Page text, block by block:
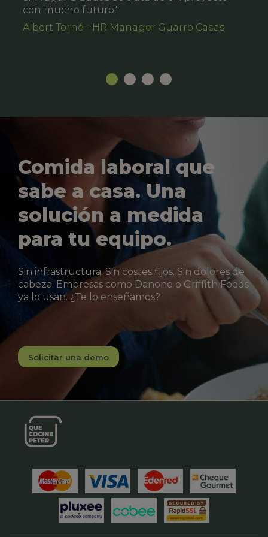
con mucho futuro."
Albert Torné - HR Manager Guarro Casas
Comida laboral que
sabe a casa. Una
solución a medida
para tu equipo.
Sin infrastructura. Sin costes fijos. Sin dolores de
cabeza. Empresas como Danone o Griffith Foods
ya lo usan. ¿Te lo enseñamos?
Solicitar una demo